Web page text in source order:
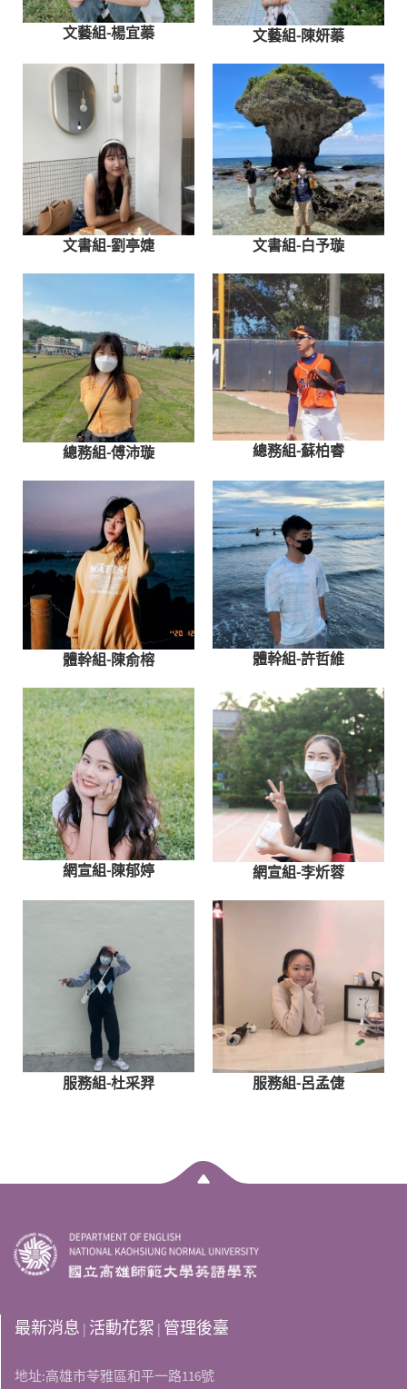
文藝組-楊宜蓁 文藝組-陳妍蓁
文書組-劉亭婕 文書組-白予璇
總務組-傅沛璇 總務組-蘇柏睿
體幹組-陳俞榕 體幹組-許哲維
網宣組-陳郁婷 網宣組-李炘蓉
服務組-杜采羿 服務組-呂孟倢
最新消息 | 活動花絮 | 管理後臺
地址:高雄市苓雅區和平一路116號